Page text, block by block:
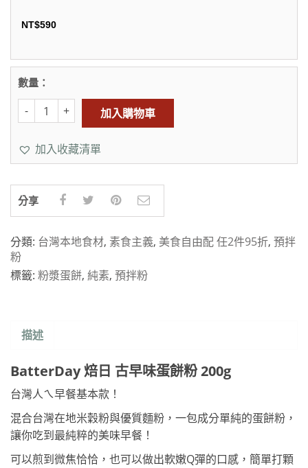
NT$590
數量：
加入購物車
加入收藏清單
分享
分類: 台灣本地食材, 素食主義, 美食自由配 任2件95折, 預拌
粉
標籤: 粉漿蛋餅, 純素, 預拌粉
描述
BatterDay 焙日 古早味蛋餅粉 200g
台灣人ㄟ早餐基本款！
混合台灣在地米穀粉與優質麵粉，一包成分單純的蛋餅粉，
讓你吃到最純粹的美味早餐！
可以煎到微焦恰恰，也可以做出軟嫩Q彈的口感，簡單打顆